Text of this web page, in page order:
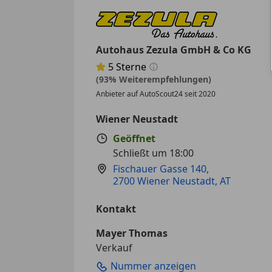
Autohaus Zezula GmbH & Co KG
Sternebewertung 5 von 5
5Sterne
(93% Weiterempfehlungen)
Anbieter auf AutoScout24 seit 2020
Wiener Neustadt
Geöffnet
Schließt um 18:00
Fischauer Gasse 140,
2700 Wiener Neustadt, AT
Kontakt
Mayer Thomas
Verkauf
Nummer anzeigen